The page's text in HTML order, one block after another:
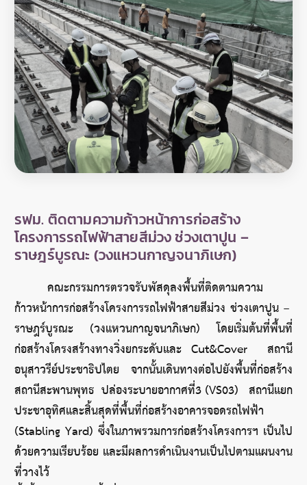
รฟม. ติดตามความก้าวหน้าการก่อสร้าง
โครงการรถไฟฟ้าสายสีม่วง ช่วงเตาปูน –
ราษฎร์บูรณะ (วงแหวนกาญจนาภิเษก)
คณะกรรมการตรวจรับพัสดุลงพื้นที่ติดตามความ
ก้าวหน้าการก่อสร้างโครงการรถไฟฟ้าสายสีม่วง ช่วงเตาปูน –
ราษฎร์บูรณะ (วงแหวนกาญจนาภิเษก) โดยเริ่มต้นที่พื้นที่
ก่อสร้างโครงสร้างทางวิ่งยกระดับและ Cut&Cover  สถานี
อนุสาวรีย์ประชาธิปไตย  จากนั้นเดินทางต่อไปยังพื้นที่ก่อสร้าง
สถานีสะพานพุทธ  ปล่องระบายอากาศที่3 (VS03)   สถานีแยก
ประชาอุทิศและสิ้นสุดที่พื้นที่ก่อสร้างอาคารจอดรถไฟฟ้า
(Stabling Yard) ซึ่งในภาพรวมการก่อสร้างโครงการฯ เป็นไป
ด้วยความเรียบร้อย และมีผลการดำเนินงานเป็นไปตามแผนงาน
ที่วางไว้